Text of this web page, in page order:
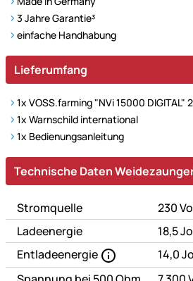
3 Jahre Garantie³
einfache Handhabung
Lieferumfang
1x VOSS.farming "NVi 15000 DIGITAL"
1x Warnschild international
1x Bedienungsanleitung
Technische Daten
Technische Daten
Stromquelle
230
Ladeenergie
18,5
Entladeenergie
14,0